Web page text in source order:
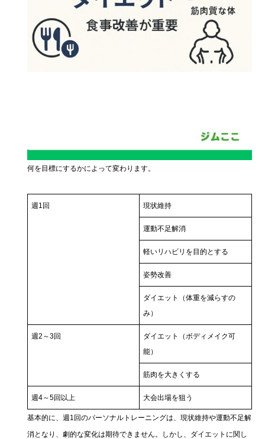
何を目標にするかによって変わります。
週1回 現状維持
運動不足解消
軽いリハビリを目的とする
姿勢改善
ダイエット（体重を減らすの
み）
週2～3回
ダイエット（ボディメイク可
能）
筋肉を大きくする
週4～5回以上 大会出場を狙う
基本的に、週1回のパーソナルトレーニングは、現状維持や運動不足解
消となり、劇的な変化は期待できません。しかし、ダイエットに関し